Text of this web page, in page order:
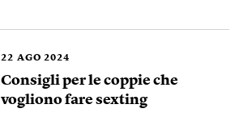
22 AGO 2024
Consigli per le coppie che
vogliono fare sexting